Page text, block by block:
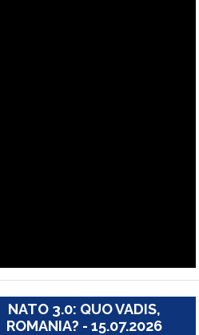
NATO 3.0: QUO VADIS,
ROMANIA? - 15.07.2026